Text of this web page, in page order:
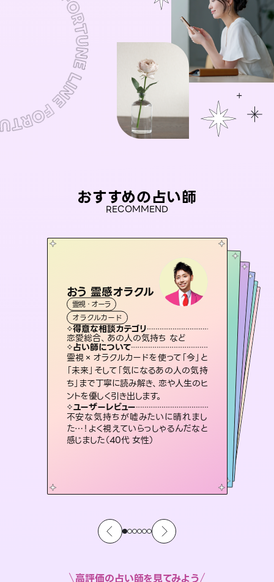
おすすめの占い師
RECOMMEND
おう 霊感オラクル
霊視・オーラ
オラクルカード
得意な相談カテゴリ
恋愛総合、あの人の気持ち など
占い師について
霊視×オラクルカードを使って「今」と
「未来」そして「気になるあの人の気持
ち」まで丁寧に読み解き、恋や人生のヒ
ントを優しく引き出します。
ユーザーレビュー
不安な気持ちが嘘みたいに晴れまし
た…！よく視えていらっしゃるんだなと
感じました（40代 女性）
セラピスト理恵
霊視・オーラ
スピリチュアル・リーディング
得意な相談カテゴリ
片想い、二人の未来、年の差 など
占い師について
連絡再開、復縁、成就などの報告実績
多数。セラピストとして2万超の施術経
験があるからこそできる鑑定で、より良
い未来をサポートします。
ユーザーレビュー
とても心温まる鑑定でした。しかもこち
らは何も言っていないのに視えていらっ
しゃるんだなと驚きです（30代女性）
アイリス -iris-
西洋占星術
ルーン
得意な相談カテゴリ
恋愛総合、片想い、二人の未来 など
占い師について
復縁、恋愛、不倫の行方、同性愛や片
思い、仕事関係や借金問題まで知りた
いことや心の負担になっていることを
紐解き、背中をそっと押して導きます。
ユーザーレビュー
安心感のあり、言い切ってくれる所や濁
さない鑑定のおかげで、毎回自分の気
持ちを整えられます（30代 男性）
未来視師＊花
霊視・オーラ
スピリチュアル・リーディング
得意な相談カテゴリ
出逢い、片想い、復縁 など
占い師について
未来には何パターンもの選択肢があります。不安で視えにくくなっているあなたの素敵な未来を見つけ、その未来を選択できるようアドバイスします。
ユーザーレビュー
職場の人の性質や人間関係、本心など
本当によく視えていてびっくり。対策が
打てて前向きになれます（40代）
スピリチュアル・リーディング
得意な相談カテゴリ
片想い、あの人の気持ち、復縁 など
占い師について
3,700年以上の歴史を持つ東洋最古の
占術「易占」で詳細まで占い、幸せへ向
かう道筋を示します。厳しい結果にも具
体的な対策をお伝えします。
ユーザーレビュー
複雑な背景もしっかり聞いて鑑定して
いただけました。気持ちが楽になりまし
た（50代 女性）
霊視・オーラ タロット
スピリチュアル・リーディング
得意な相談カテゴリ
片想い、あの人の気持ち、復縁 など
占い師について
恋愛のお悩みの中でも特に「曖昧な関
係」の相談を得意としており、友達以上
恋人未満なお相手との今後や本音を丁
寧に読み解き恋愛成就へと導きます。
ユーザーレビュー
鑑定していただいてアドバイス通りに行
動すると仲が復活してきました。ありが
とうございました（40代 女性）
高評価の占い師を見てみよう